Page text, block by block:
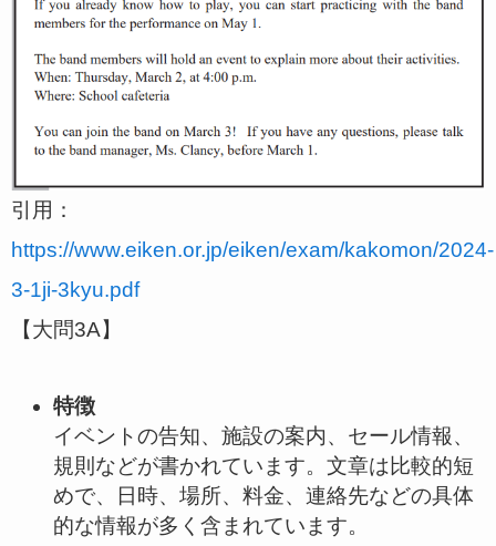
引用：
https://www.eiken.or.jp/eiken/exam/kakomon/2024-
3-1ji-3kyu.pdf
【大問3A】
特徴
イベントの告知、施設の案内、セール情報、
規則などが書かれています。文章は比較的短
めで、日時、場所、料金、連絡先などの具体
的な情報が多く含まれています。